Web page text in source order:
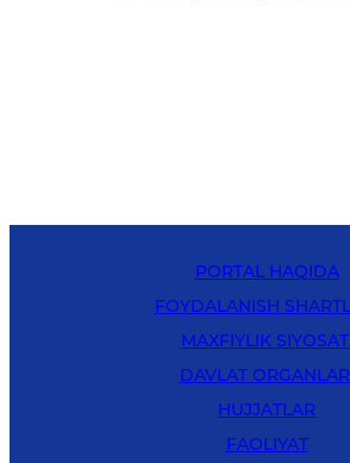
PORTAL HAQIDA
FOYDALANISH
MAXFIYLIK
DAVLAT
HUJJATLAR
FAOLIYAT